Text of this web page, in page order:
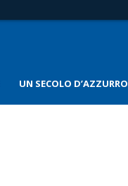
UN SECOLO D’AZZURRO